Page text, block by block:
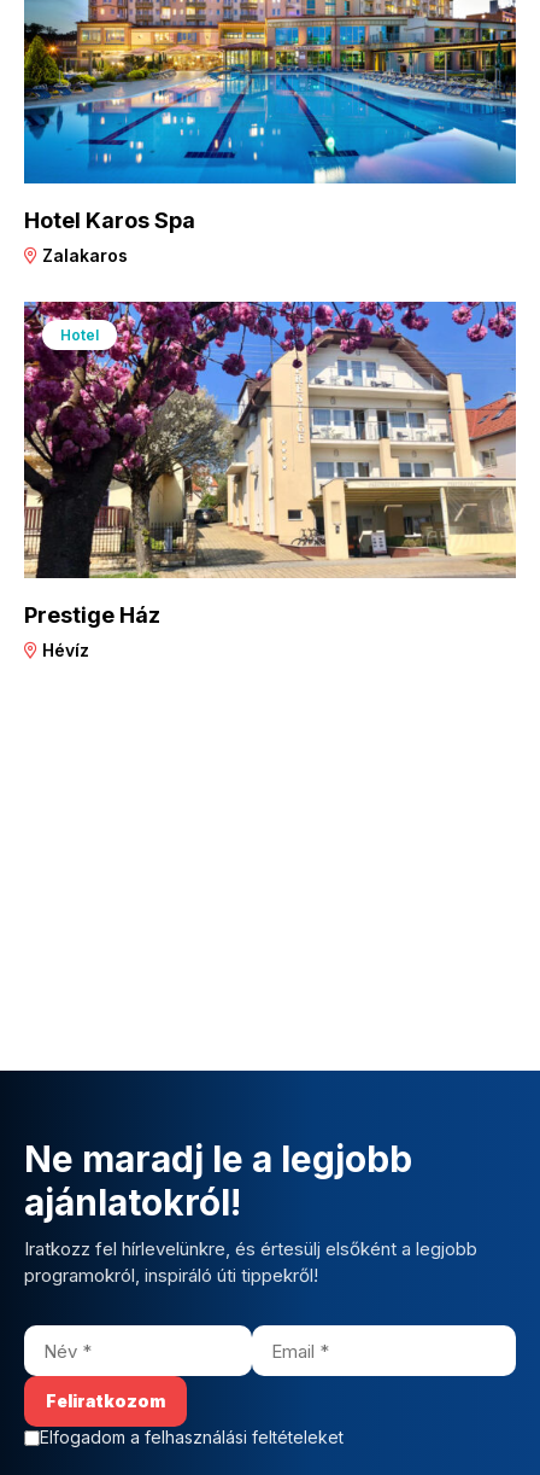
Hotel Karos Spa
Zalakaros
Hotel
Prestige Ház
Hévíz
Ne maradj le a legjobb
ajánlatokról!
Iratkozz fel hírlevelünkre, és értesülj elsőként a legjobb
programokról, inspiráló úti tippekről!
Elfogadom a felhasználási feltételeket